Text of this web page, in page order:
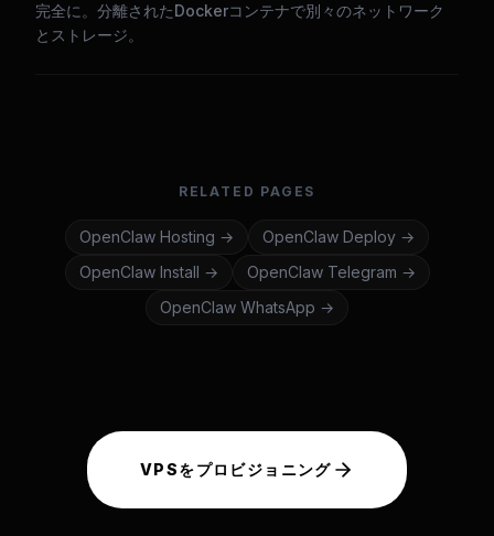
完全に。分離されたDockerコンテナで別々のネットワーク
とストレージ。
RELATED PAGES
OpenClaw Hosting → OpenClaw Deploy →
OpenClaw Install → OpenClaw Telegram →
OpenClaw WhatsApp →
VPSをプロビジョニング